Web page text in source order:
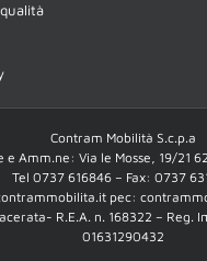
Contram Mobilità S.c.p.a
e Amm.ne: Via le Mosse, 19/21
Tel 0737 616846 – Fax: 0737
pec:
R.E.A. n. 168322 – Reg.
01631290432